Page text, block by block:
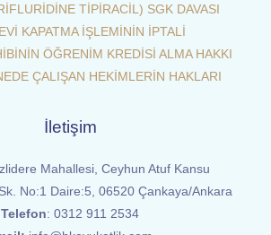
TİPİRACİL) SGK DAVASI
KAPATMA İŞLEMİNİN İPTALİ
ÖĞRENİM KREDİSİ ALMA HAKKI
ÇALIŞAN HEKİMLERİN HAKLARI
İletişim
Mahallesi, Ceyhun Atuf Kansu
No:1 Daire:5, 06520 Çankaya/Ankara
Telefon: 0312 911 2534